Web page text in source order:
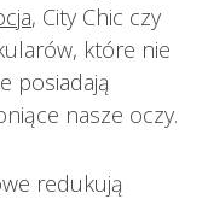
, City Chic czy
które nie
posiadają
nasze oczy.
redukują